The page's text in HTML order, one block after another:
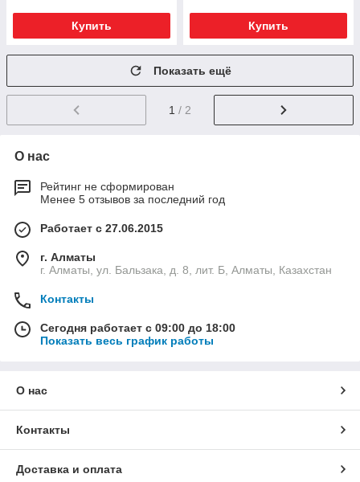
Купить Купить
Показать ещё
1 / 2
О нас
Рейтинг не сформирован
Менее 5 отзывов за последний год
Работает с 27.06.2015
г. Алматы
г. Алматы, ул. Бальзака, д. 8, лит. Б, Алматы, Казахстан
Контакты
Сегодня работает с 09:00 до 18:00
Показать весь график работы
О нас
Контакты
Доставка и оплата